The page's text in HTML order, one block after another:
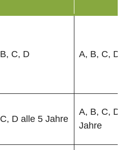
B, C, D A, B, C, D
C, D alle 5 Jahre
A, B, C, D
Jahre